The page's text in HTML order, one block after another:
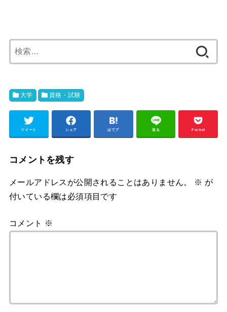
索:
大学 資格・試験
ツイート シェア はてブ 送る Pocket
コメントを残す
メールアドレスが公開されることはありません。 ※ が
付いている欄は必須項目です
コメント ※